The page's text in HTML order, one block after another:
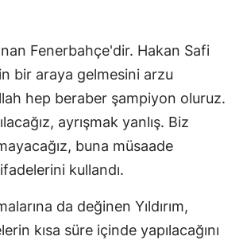
Fenerbahçe'dir. Hakan Safi
bir araya gelmesini arzu
hep beraber şampiyon oluruz.
ayrışmak yanlış. Biz
buna müsaade
kullandı.
da değinen Yıldırım,
kısa süre içinde yapılacağını